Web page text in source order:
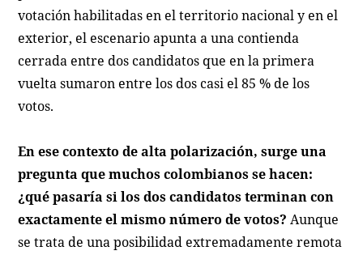
votación habilitadas en el territorio nacional y en el
exterior, el escenario apunta a una contienda
cerrada entre dos candidatos que en la primera
vuelta sumaron entre los dos casi el 85 % de los
votos.
En ese contexto de alta polarización, surge una
pregunta que muchos colombianos se hacen:
¿qué pasaría si los dos candidatos terminan con
exactamente el mismo número de votos?Aunque
se trata de una posibilidad extremadamente remota